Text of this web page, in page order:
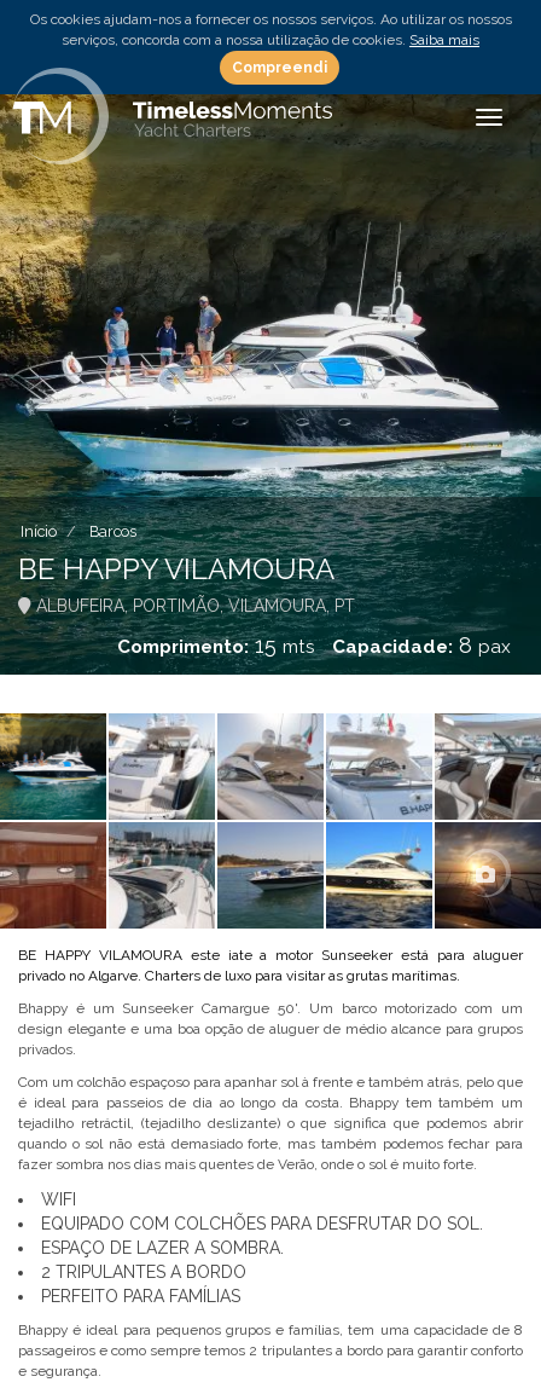
Os cookies ajudam-nos a fornecer os nossos serviços. Ao utilizar os nossos
serviços, concorda com a nossa utilização de cookies. Saiba mais
Compreendi
Início Barcos
BE HAPPY VILAMOURA
ALBUFEIRA, PORTIMÃO, VILAMOURA, PT
Comprimento:15 mts Capacidade: 8 pax
BE HAPPY VILAMOURA este iate a motor Sunseeker está para aluguer
privado no Algarve. Charters de luxo para visitar as grutas marítimas.
Bhappy é um Sunseeker Camargue 50'. Um barco motorizado com um
design elegante e uma boa opção de aluguer de médio alcance para grupos
privados.
Com um colchão espaçoso para apanhar sol à frente e também atrás, pelo que
é ideal para passeios de dia ao longo da costa. Bhappy tem também um
tejadilho retráctil, (tejadilho deslizante) o que significa que podemos abrir
quando o sol não está demasiado forte, mas também podemos fechar para
fazer sombra nos dias mais quentes de Verão, onde o sol é muito forte.
WIFI
EQUIPADO COM COLCHÕES PARA DESFRUTAR DO SOL.
ESPAÇO DE LAZER A SOMBRA.
2 TRIPULANTES A BORDO
PERFEITO PARA FAMÍLIAS
Bhappy é ideal para pequenos grupos e famílias, tem uma capacidade de 8
passageiros e como sempre temos 2 tripulantes a bordo para garantir conforto
e segurança.